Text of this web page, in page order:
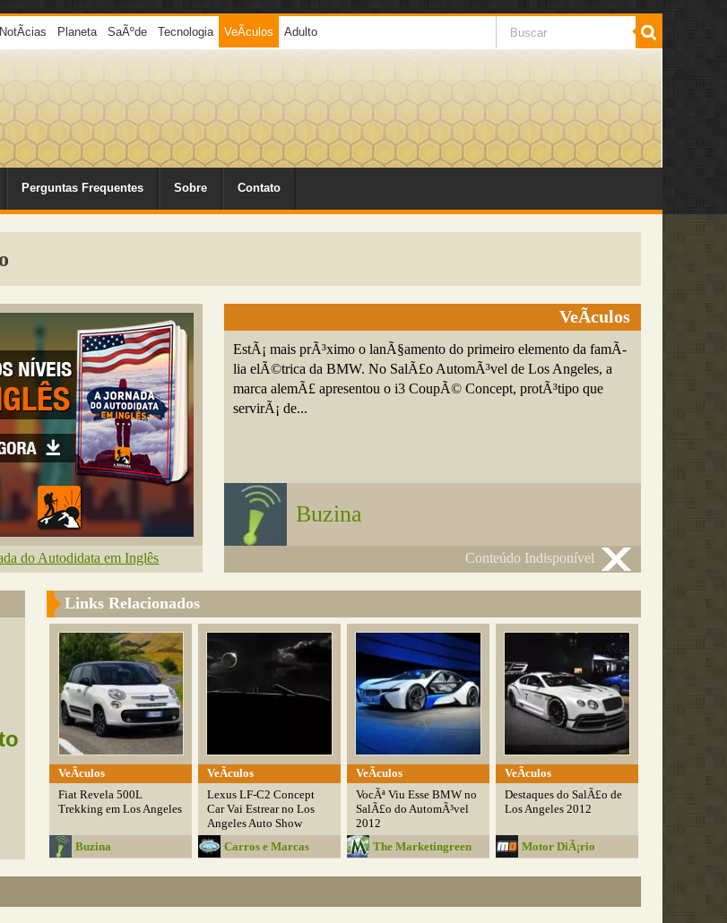
NotÃ­cias Planeta SaÃºde Tecnologia VeÃ­culos Adulto
Perguntas Frequentes Sobre Contato
do Autodidata em Inglês
VeÃ­culos
EstÃ¡ mais prÃ³ximo o lanÃ§amento do primeiro elemento da famÃ­
lia elÃ©trica da BMW. No SalÃ£o AutomÃ³vel de Los Angeles, a
marca alemÃ£ apresentou o i3 CoupÃ© Concept, protÃ³tipo que
servirÃ¡ de...
Buzina
Conteúdo Indisponível
Links Relacionados
VeÃ­culos
Fiat Revela 500L
Trekking em Los Angeles
Buzina
VeÃ­culos
Lexus LF-C2 Concept
Car Vai Estrear no Los
Angeles Auto Show
Carros e Marcas
VeÃ­culos
VocÃª Viu Esse BMW no
SalÃ£o do AutomÃ³vel
2012
The Marketingreen
VeÃ­culos
Destaques do SalÃ£o de
Los Angeles 2012
Motor DiÃ¡rio